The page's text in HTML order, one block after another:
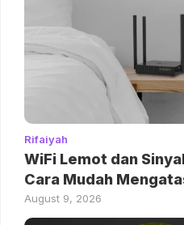
Rifaiyah
WiFi Lemot dan
Cara Mudah
August 9, 2026